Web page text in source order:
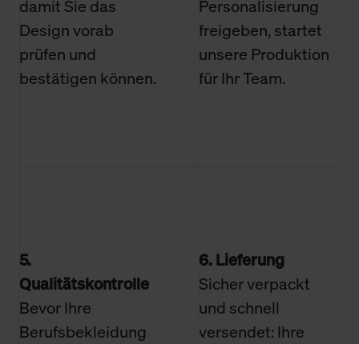
damit Sie das
Design vorab
prüfen und
bestätigen können.
Personalisierung
freigeben, startet
unsere Produktion
für Ihr Team.
5.
Qualitätskontrolle
Bevor Ihre
Berufsbekleidung
6. Lieferung
Sicher verpackt
und schnell
versendet: Ihre